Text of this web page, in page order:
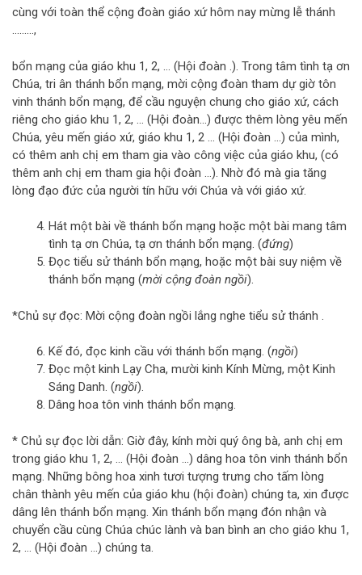
cùng với toàn thể cộng đoàn giáo xứ hôm nay mừng lễ thánh
………,
bổn mạng của giáo khu 1, 2, … (Hội đoàn .). Trong tâm tình tạ ơn
Chúa, tri ân thánh bổn mạng, mời cộng đoàn tham dự giờ tôn
vinh thánh bổn mạng, để cầu nguyện chung cho giáo xứ, cách
riêng cho giáo khu 1, 2, … (Hội đoàn…) được thêm lòng yêu mến
Chúa, yêu mến giáo xứ, giáo khu 1, 2 … (Hội đoàn …) của mình,
có thêm anh chị em tham gia vào công việc của giáo khu, (có
thêm anh chị em tham gia hội đoàn …). Nhờ đó mà gia tăng
lòng đạo đức của người tín hữu với Chúa và với giáo xứ.
Hát một bài về thánh bổn mạng hoặc một bài mang tâm
tình tạ ơn Chúa, tạ ơn thánh bổn mạng. (đứng)
Đọc tiểu sử thánh bổn mạng, hoặc một bài suy niệm về
thánh bổn mạng (mời cộng đoàn ngồi).
*Chủ sự đọc: Mời cộng đoàn ngồi lắng nghe tiểu sử thánh .
Kế đó, đọc kinh cầu với thánh bổn mạng. (ngồi)
Đọc một kinh Lạy Cha, mười kinh Kính Mừng, một Kinh
Sáng Danh. (ngồi).
Dâng hoa tôn vinh thánh bổn mạng.
* Chủ sự đọc lời dẫn: Giờ đây, kính mời quý ông bà, anh chị em
trong giáo khu 1, 2, … (Hội đoàn …) dâng hoa tôn vinh thánh bổn
mạng. Những bông hoa xinh tươi tượng trưng cho tấm lòng
chân thành yêu mến của giáo khu (hội đoàn) chúng ta, xin được
dâng lên thánh bổn mạng. Xin thánh bổn mạng đón nhận và
chuyển cầu cùng Chúa chúc lành và ban bình an cho giáo khu 1,
2, … (Hội đoàn …) chúng ta.